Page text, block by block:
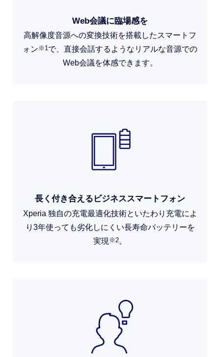
Web会議に臨場感を
高解像度音源への変換技術を搭載したスマートフ
ォン ※1 で、直接会話するようなリアルな音源での
Web会議を体感できます。
長く付き合えるビジネススマートフォン
Xperia 独自の充電最適化技術といたわり充電によ
り3年使っても劣化しにくい長寿命バッテリーを
実現 ※2。